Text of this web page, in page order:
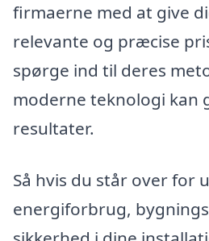
firmaerne med at give
relevante og præcise
spørge ind til deres
moderne teknologi kan
resultater.
Så hvis du står over for
energiforbrug,